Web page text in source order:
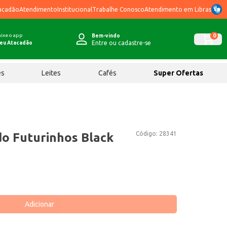
AtendimentoInstitucional Trabalhe ConoscoAtendimento em Libras
o app
Atacadão
Bem-vindo
Entre ou cadastre-se
0
Leites Cafés Super Ofertas
Código: 28341
Futurinhos Black
Adicionar